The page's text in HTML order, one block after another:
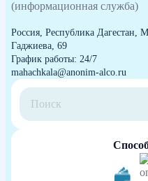
(информационная служба)
Россия, Республика Дагестан,
Гаджиева, 69
График работы: 24/7
mahachkala@anonim-alco.ru